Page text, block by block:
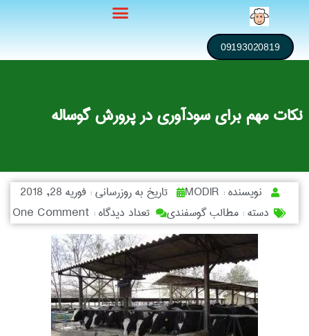
09193020819
نکات مهم برای سودآوری در پرورش گوساله
نویسنده : تاریخ به روزرسانی :فوریه 28, 2018
دسته : مطالب گوسفندی تعداد دیدگاه : One Comment